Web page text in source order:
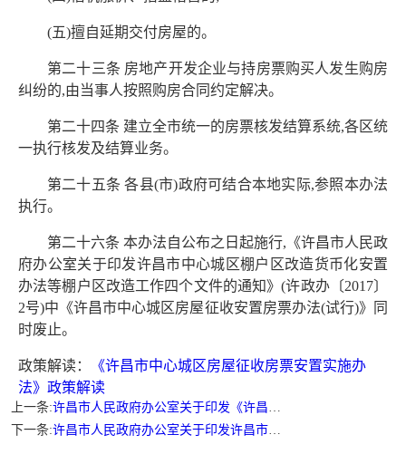
(五)擅自延期交付房屋的。
第二十三条 房地产开发企业与持房票购买人发生购房
纠纷的,由当事人按照购房合同约定解决。
第二十四条 建立全市统一的房票核发结算系统,各区统
一执行核发及结算业务。
第二十五条 各县(市)政府可结合本地实际,参照本办法
执行。
第二十六条 本办法自公布之日起施行,《许昌市人民政
府办公室关于印发许昌市中心城区棚户区改造货币化安置
办法等棚户区改造工作四个文件的通知》(许政办〔2017〕
2号)中《许昌市中心城区房屋征收安置房票办法(试行)》同
时废止。
政策解读：
《许昌市中心城区房屋征收房票安置实施办
法》政策解读
上一条:许昌市人民政府办公室关于印发《许昌市深化企业投资项目承诺制改革实施方案》的通知
下一条:许昌市人民政府办公室关于印发许昌市跨境电商零售进口试点工作方案的通知